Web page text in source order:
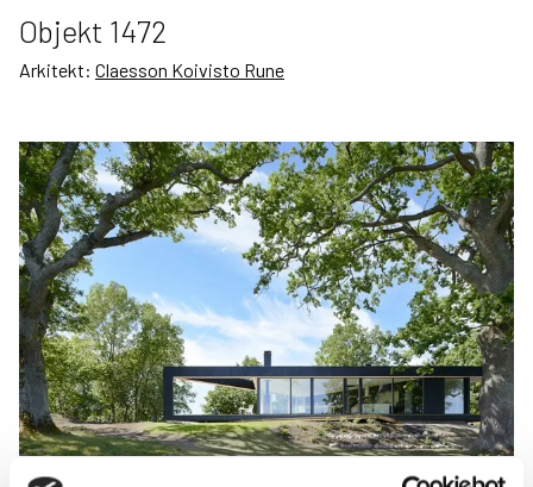
Objekt 1472
Arkitekt: Claesson Koivisto Rune